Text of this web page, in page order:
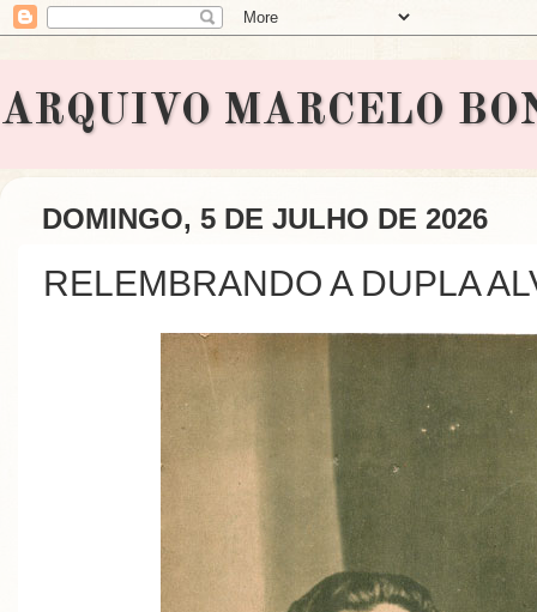
ARQUIVO MARCELO
DOMINGO, 5 DE JULHO DE 2026
RELEMBRANDO A DUPLA